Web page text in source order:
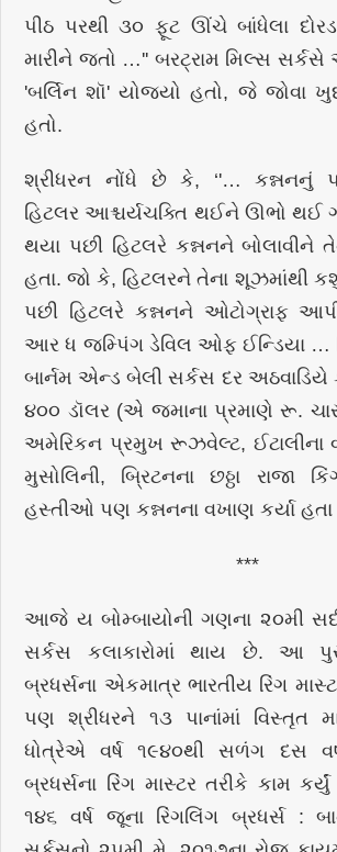
પીઠ પરથી ૩૦ ફૂટ ઊંચે બાંધેલા
મારીને જતો …'' બરટ્રામ મિલ્સ સર્કસે
'બર્લિન શૉ' યોજ્યો હતો, જે જોવા
હતો.
શ્રીધરન નોંધે છે કે, ‘'… કન્નનનું
હિટલર આશ્ચર્યચક્તિ થઈને ઊભો થઈ
થયા પછી હિટલરે કન્નનને બોલાવીને
હતા. જો કે, હિટલરને તેના શૂઝમાંથી
પછી હિટલરે કન્નનને ઓટોગ્રાફ
આર ધ જમ્પિંગ ડેવિલ ઓફ ઈન્ડિયા …
બાર્નમ એન્ડ બેલી સર્કસ દર અઠવાડિયે
૪૦૦ ડૉલર (એ જમાના પ્રમાણે રૂ.
અમેરિકન પ્રમુખ રૂઝવેલ્ટ, ઈટાલીના
મુસોલિની, બ્રિટનના છઠ્ઠા રાજા
હસ્તીઓ પણ કન્નનના વખાણ કર્યા
***
આજે ય બોમ્બાયોની ગણના ૨૦મી
સર્કસ કલાકારોમાં થાય છે. આ
બ્રધર્સના એકમાત્ર ભારતીય રિંગ
પણ શ્રીધરને ૧૩ પાનાંમાં વિસ્તૃત
ધોત્રેએ વર્ષ ૧૯૪૦થી સળંગ દસ
બ્રધર્સના રિંગ માસ્ટર તરીકે કામ
૧૪૬ વર્ષ જૂના રિંગલિંગ બ્રધર્સ :